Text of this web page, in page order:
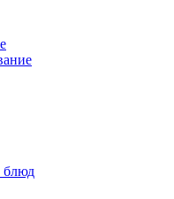
блюд